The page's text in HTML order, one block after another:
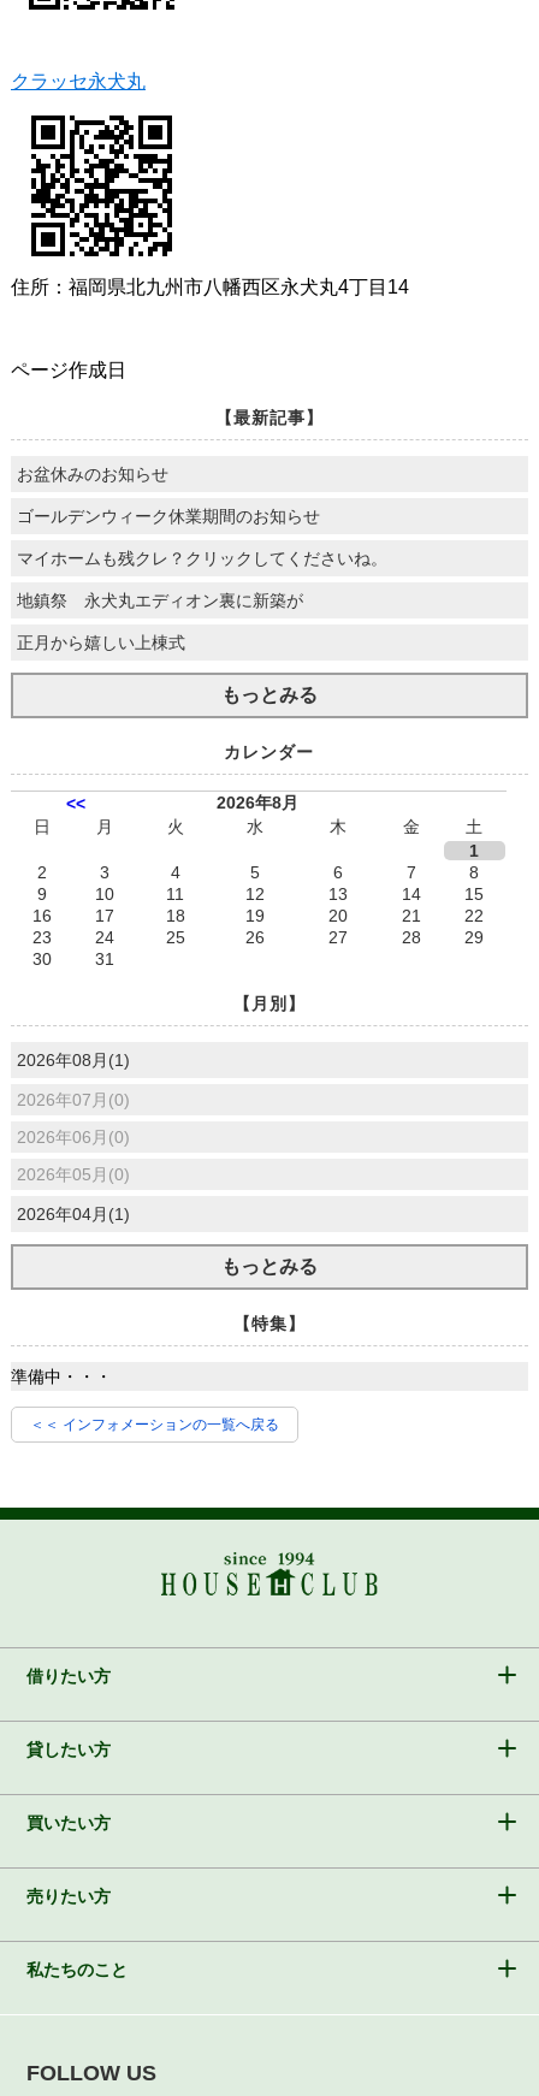
クラッセ永犬丸
住所：福岡県北九州市八幡西区永犬丸4丁目14
ページ作成日
【最新記事】
お盆休みのお知らせ
ゴールデンウィーク休業期間のお知らせ
マイホームも残クレ？クリックしてくださいね。
地鎮祭 永犬丸エディオン裏に新築が
正月から嬉しい上棟式
もっとみる
カレンダー
<<
2026年8月
日
月 火 水 木 金
土
1
2
3 4 5 6 7
8
9
10 11 12 13 14
15
16
17 18 19 20 21
22
23
24 25 26 27 28
29
30
31
【月別】
2026年08月(1)
2026年07月(0)
2026年06月(0)
2026年05月(0)
2026年04月(1)
もっとみる
【特集】
準備中・・・
＜＜ インフォメーションの一覧へ戻る
借りたい方
貸したい方
買いたい方
売りたい方
私たちのこと
FOLLOW US